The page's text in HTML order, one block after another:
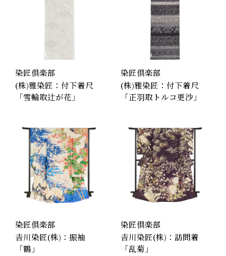
工房製品
染匠倶楽部
(株)雅染匠：付下着尺
「雪輪取辻が花」
工房製品
染匠倶楽部
(株)雅染匠：付下着尺
「正羽取トルコ更沙」
工房製品
染匠倶楽部
𠮷川染匠(株)：振袖
「鶴」
工房製品
染匠倶楽部
𠮷川染匠(株)：訪問着
「乱菊」